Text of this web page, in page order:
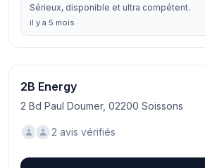
Sérieux, disponible et ultra compétent.
il y a 5 mois
2B Energy
2 Bd Paul Doumer, 02200 Soissons
2 avis vérifiés